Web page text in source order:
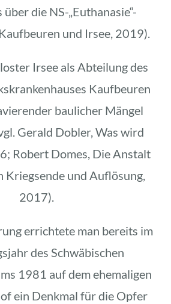
die NS-„Euthanasie“-
und Irsee, 2019).
Irsee als Abteilung des
Kaufbeuren
baulicher Mängel
Gerald Dobler, Was wird
Robert Domes, Die Anstalt
Kriegsende und Auflösung,
2017).
errichtete man bereits im
des Schwäbischen
1981 auf dem ehemaligen
ein Denkmal für die Opfer